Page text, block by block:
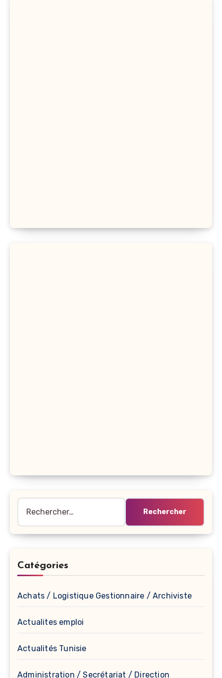
Catégories
Achats / Logistique Gestionnaire / Archiviste
Actualites emploi
Actualités Tunisie
Administration / Secrétariat / Direction